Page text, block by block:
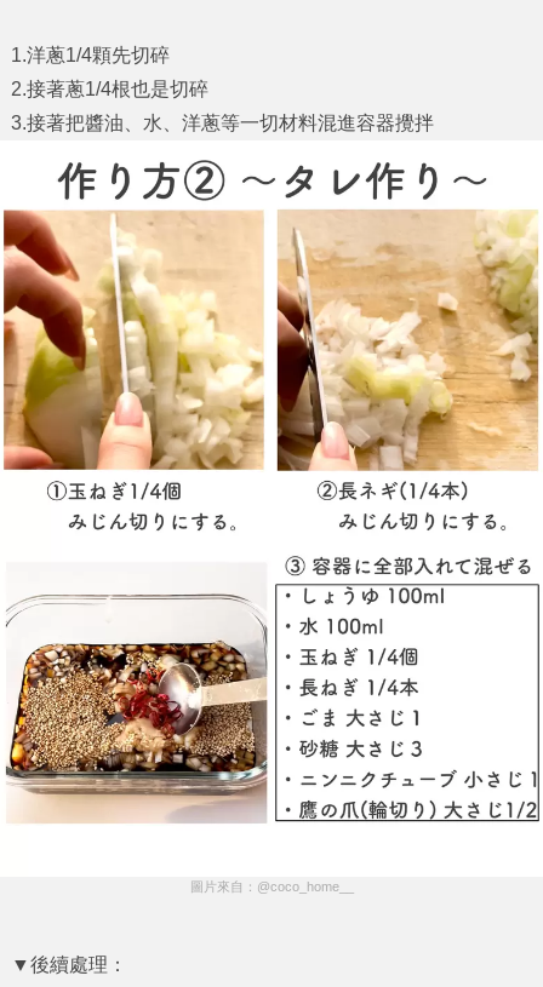
1.洋蔥1/4顆先切碎
2.接著蔥1/4根也是切碎
3.接著把醬油、水、洋蔥等一切材料混進容器攪拌
圖片來自：@coco_home__
▼後續處理：